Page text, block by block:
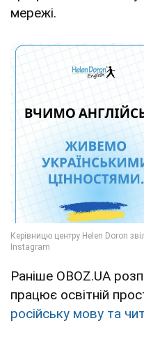
мережі.
Раніше OBOZ.UA
працює освітній
російську мову та